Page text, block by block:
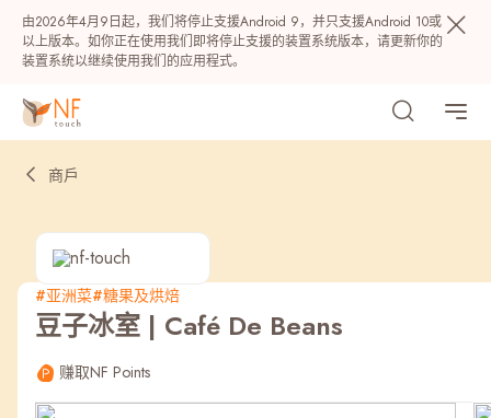
由2026年4月9日起，我们将停止支援Android 9，并只支援Android 10或
以上版本。如你正在使用我们即将停止支援的装置系统版本，请更新你的
装置系统以继续使用我们的应用程式。
热门
商戶
#亚洲菜#糖果及烘焙
豆子冰室 | Café De Beans
赚取NF Points